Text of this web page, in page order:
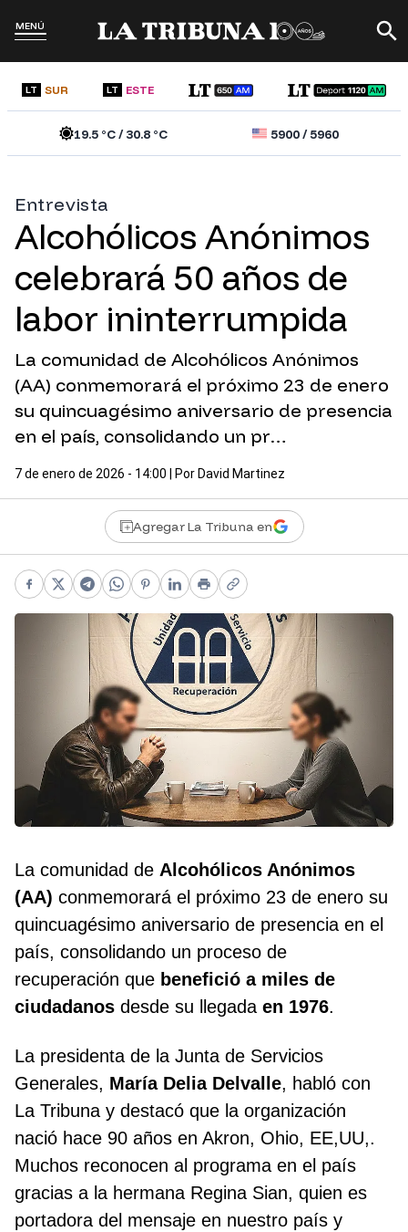
MENÚ
LT SUR LT ESTE
19.5°C /30.8°C 5900/5960
Entrevista
Alcohólicos Anónimos
celebrará 50 años de
labor ininterrumpida
La comunidad de Alcohólicos Anónimos
(AA) conmemorará el próximo 23 de enero
su quincuagésimo aniversario de presencia
en el país, consolidando un pr…
7 de enero de 2026 - 14:00 | Por David Martinez
Agregar La Tribuna en
Facebook
X Telegram
WhatsApp
Pinterest
LinkedIn
PrintCopy link
La comunidad de Alcohólicos Anónimos
(AA) conmemorará el próximo 23 de enero su
quincuagésimo aniversario de presencia en el
país, consolidando un proceso de
recuperación que benefició a miles de
ciudadanos desde su llegada en 1976.
La presidenta de la Junta de Servicios
Generales, María Delia Delvalle, habló con
La Tribuna y destacó que la organización
nació hace 90 años en Akron, Ohio, EE,UU,.
Muchos reconocen al programa en el país
gracias a la hermana Regina Sian, quien es
portadora del mensaje en nuestro país y